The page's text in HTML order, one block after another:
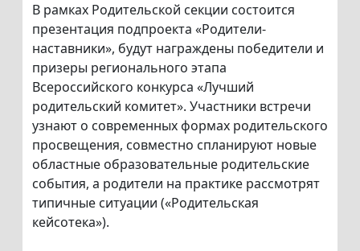
В рамках Родительской секции состоится
презентация подпроекта «Родители-
наставники», будут награждены победители и
призеры регионального этапа
Всероссийского конкурса «Лучший
родительский комитет». Участники встречи
узнают о современных формах родительского
просвещения, совместно спланируют новые
областные образовательные родительские
события, а родители на практике рассмотрят
типичные ситуации («Родительская
кейсотека»).